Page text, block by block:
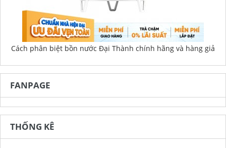
Cách phân biệt bồn nước Đại Thành chính hãng và hàng giả
FANPAGE
THỐNG KÊ